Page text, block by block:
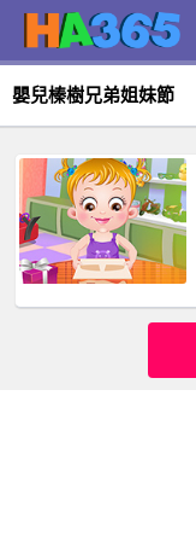
嬰兒榛樹兄弟姐妹節